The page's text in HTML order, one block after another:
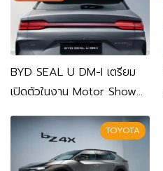
BYD SEAL U DM-I เตรียม
เปิดตัวในงาน Motor Show
2024
TOYOTA